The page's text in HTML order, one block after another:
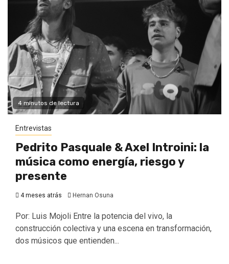
4 minutos de lectura
Entrevistas
Pedrito Pasquale & Axel Introini: la
música como energía, riesgo y
presente
4 meses atrás Hernan Osuna
Por: Luis Mojoli Entre la potencia del vivo, la
construcción colectiva y una escena en transformación,
dos músicos que entienden...